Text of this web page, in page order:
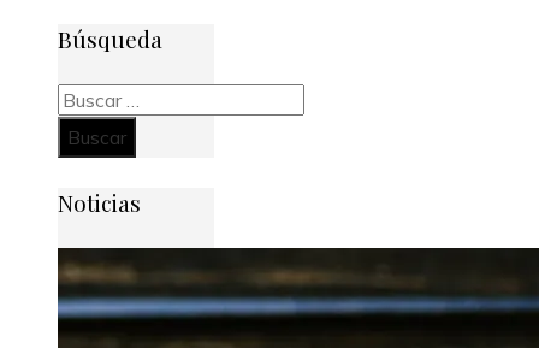
Búsqueda
Buscar:
Noticias